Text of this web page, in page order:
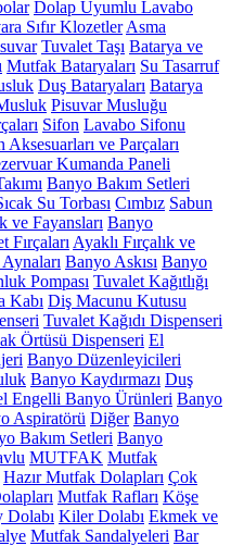
Dolap Uyumlu Lavabo
Sıfır Klozetler Asma
Tuvalet Taşı Batarya ve
Mutfak Bataryaları Su Tasarruf
Duş Bataryaları Batarya
Pisuvar Musluğu
Sifon Lavabo Sifonu
Aksesuarları ve Parçaları
Kumanda Paneli
Banyo Bakım Setleri
Su Torbası Cımbız Sabun
ve Fayansları Banyo
Fırçaları Ayaklı Fırçalık ve
Banyo Askısı Banyo
Pompası Tuvalet Kağıtlığı
Kabı Diş Macunu Kutusu
Tuvalet Kağıdı Dispenseri
Örtüsü Dispenseri El
Banyo Düzenleyicileri
Banyo Kaydırmazı Duş
Engelli Banyo Ürünleri Banyo
Aspiratörü Diğer Banyo
Bakım Setleri Banyo
MUTFAK Mutfak
Hazır Mutfak Dolapları Çok
Mutfak Rafları Köşe
Kiler Dolabı Ekmek ve
Mutfak Sandalyeleri Bar